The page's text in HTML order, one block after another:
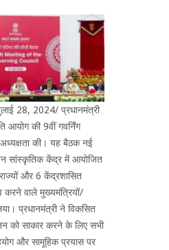
28, 2024/ प्रधानमंत्री
आयोग की 9वीं गवर्निंग
की। यह बैठक नई
सांस्कृतिक केंद्र में आयोजित
और 6 केंद्रशासित
करने वाले मुख्यमंत्रियों/
प्रधानमंत्री ने विकसित
को साकार करने के लिए सभी
और सामूहिक प्रयास पर